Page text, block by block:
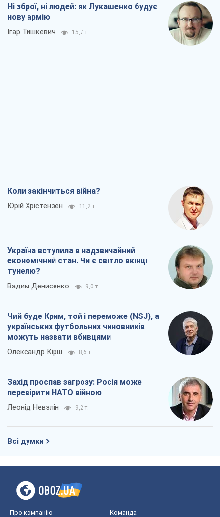
Ні зброї, ні людей: як Лукашенко будує
нову армію
Ігар Тишкевич 15,7 т.
Коли закінчиться війна?
Юрій Хрістензен 11,2 т.
Україна вступила в надзвичайний
економічний стан. Чи є світло вкінці
тунелю?
Вадим Денисенко 9,0 т.
Чий буде Крим, той і переможе (NSJ), а
українських футбольних чиновників
можуть назвати вбивцями
Олександр Кірш 8,6 т.
Захід проспав загрозу: Росія може
перевірити НАТО війною
Леонід Невзлін 9,2 т.
Всі думки
Про компанію Команда